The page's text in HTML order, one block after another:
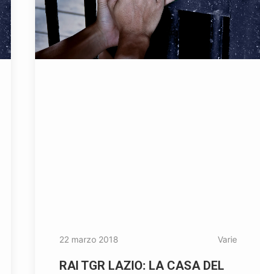
22 marzo 2018 Varie
RAI TGR LAZIO: LA CASA DEL